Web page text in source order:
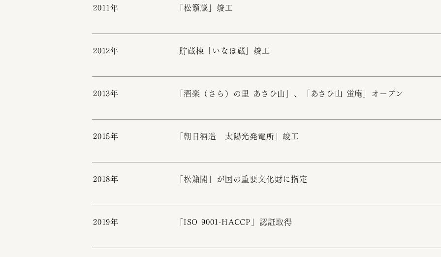
2011年 「松籟蔵」竣工
2012年 貯蔵棟「いなほ蔵」竣工
2013年 「酒楽（さら）の里 あさひ山」、「あさひ山 蛍庵」オープン
2015年 「朝日酒造 太陽光発電所」竣工
2018年 「松籟閣」が国の重要文化財に指定
2019年 「ISO 9001-HACCP」認証取得